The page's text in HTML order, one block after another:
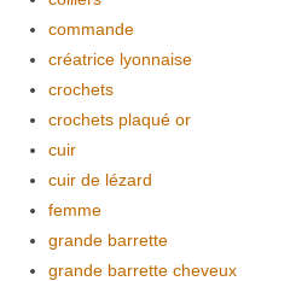
commande
créatrice lyonnaise
crochets
crochets plaqué or
cuir
cuir de lézard
femme
grande barrette
grande barrette cheveux